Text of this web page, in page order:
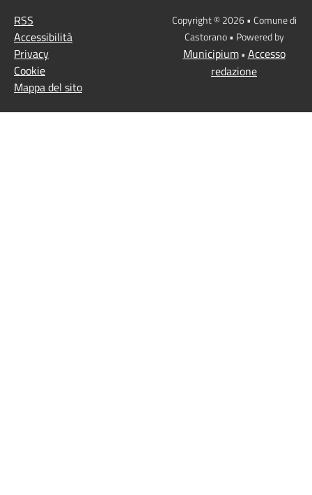
RSS
Accessibilità
Privacy
Cookie
Mappa del sito
Copyright © 2026 • Comune di
Castorano • Powered by
Municipium• Accesso
redazione